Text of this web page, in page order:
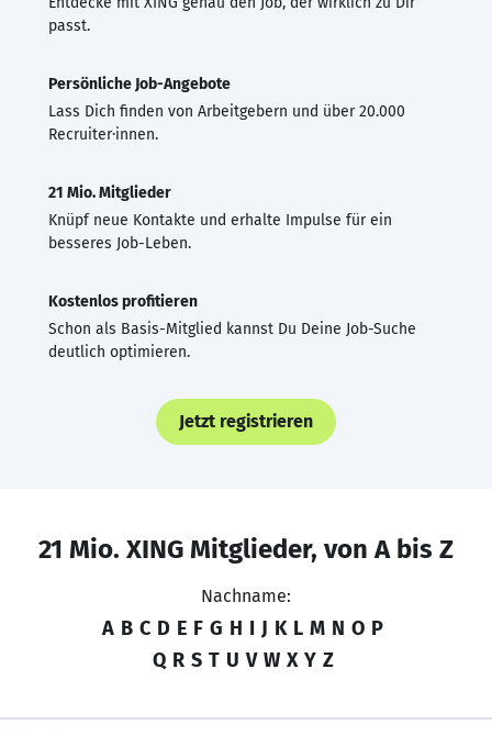
passt.
Persönliche Job-Angebote
Lass Dich finden von Arbeitgebern und über 20.000
Recruiter·innen.
21 Mio. Mitglieder
Knüpf neue Kontakte und erhalte Impulse für ein
besseres Job-Leben.
Kostenlos profitieren
Schon als Basis-Mitglied kannst Du Deine Job-Suche
deutlich optimieren.
Jetzt registrieren
21 Mio. XING Mitglieder, von A bis Z
Nachname:
A B C D E F G H I J K L M N O P
Q R S T U V W X Y Z